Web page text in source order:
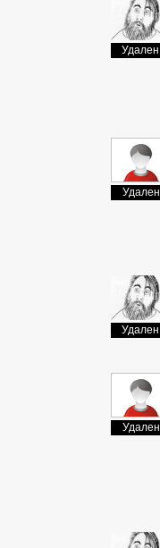
Удален
Удален
Удален
Удален